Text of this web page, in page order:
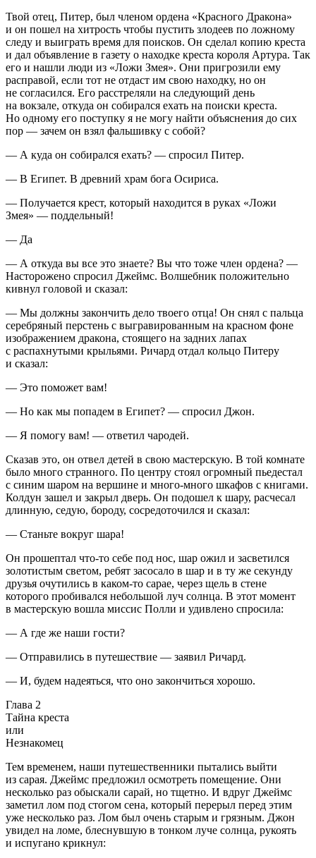
Твой отец, Питер, был членом ордена «Красного Дракона»
и он пошел на хитрость чтобы пустить злодеев по ложному
следу и выиграть время для поисков. Он сделал копию креста
и дал объявление в газету о находке креста короля Артура. Так
его и нашли люди из «Ложи Змея». Они пригрозили ему
расправой, если тот не отдаст им свою находку, но он
не согласился. Его расстреляли на следующий день
на вокзале, откуда он собирался ехать на поиски креста.
Но одному его поступку я не могу найти объяснения до сих
пор — зачем он взял фальшивку с собой?
— А куда он собирался ехать? — спросил Питер.
— В Египет. В древний храм бога Осириса.
— Получается крест, который находится в руках «Ложи
Змея» — поддельный!
— Да
— А откуда вы все это знаете? Вы что тоже член ордена? —
Насторожено спросил Джеймс. Волшебник положительно
кивнул головой и сказал:
— Мы должны закончить дело твоего отца! Он снял с пальца
серебряный перстень с выгравированным на красном фоне
изображением дракона, стоящего на задних лапах
с распахнутыми крыльями. Ричард отдал кольцо Питеру
и сказал:
— Это поможет вам!
— Но как мы попадем в Египет? — спросил Джон.
— Я помогу вам! — ответил чародей.
Сказав это, он отвел детей в свою мастерскую. В той комнате
было много странного. По центру стоял огромный пьедестал
с синим шаром на вершине и много-много шкафов с книгами.
Колдун зашел и закрыл дверь. Он подошел к шару, расчесал
длинную, седую, бороду, сосредоточился и сказал:
— Станьте вокруг шара!
Он прошептал что-то себе под нос, шар ожил и засветился
золотистым светом, ребят засосало в шар и в ту же секунду
друзья очутились в каком-то сарае, через щель в стене
которого пробивался небольшой луч солнца. В этот момент
в мастерскую вошла миссис Полли и удивлено спросила:
— А где же наши гости?
— Отправились в путешествие — заявил Ричард.
— И, будем надеяться, что оно закончиться хорошо.
Глава 2
Тайна креста
или
Незнакомец
Тем временем, наши путешественники пытались выйти
из сарая. Джеймс предложил осмотреть помещение. Они
несколько раз обыскали сарай, но тщетно. И вдруг Джеймс
заметил лом под стогом сена, который перерыл перед этим
уже несколько раз. Лом был очень старым и грязным. Джон
увидел на ломе, блеснувшую в тонком луче солнца, рукоять
и испугано крикнул: